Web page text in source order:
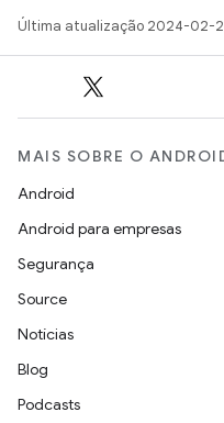
Última atualização 2024-02-
MAIS SOBRE O
Android
Android para empresas
Segurança
Source
Notícias
Blog
Podcasts